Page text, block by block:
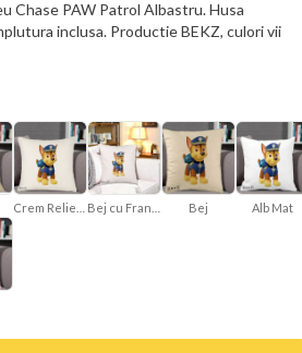
Chase PAW Patrol Albastru. Husa
inclusa. Productie BEKZ, culori vii
Bej Alb Mat